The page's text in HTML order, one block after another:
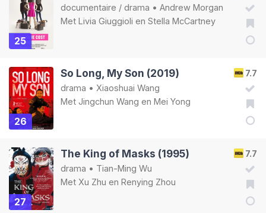
25
documentaire / drama • Andrew Morgan
Met Livia Giuggioli en Stella McCartney
26
7.7
So Long, My Son (2019)
drama • Xiaoshuai Wang
Met Jingchun Wang en Mei Yong
27
7.7
The King of Masks (1995)
drama • Tian-Ming Wu
Met Xu Zhu en Renying Zhou